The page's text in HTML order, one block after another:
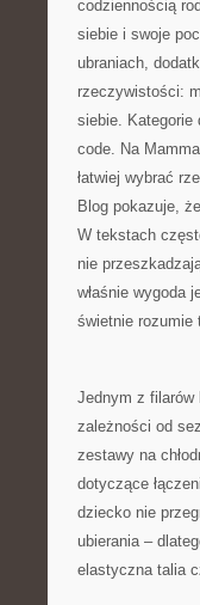
codziennością
siebie i swoje
ubraniach,
rzeczywistości:
siebie. Kategorie
code. Na
łatwiej wybrać
Blog pokazuje,
W tekstach
nie
właśnie wygoda
świetnie rozumie
Jednym z filarów
zależności od
zestawy na
dotyczące
dziecko nie
ubierania –
elastyczna talia